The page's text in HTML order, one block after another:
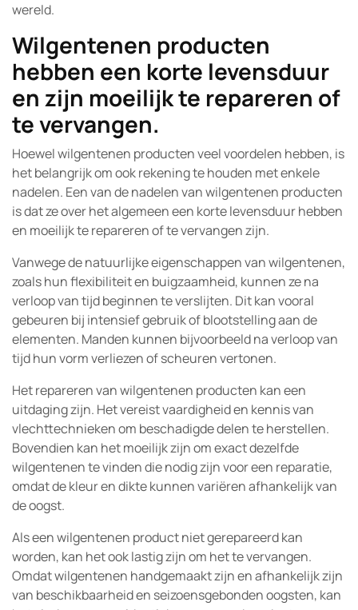
wereld.
Wilgentenen producten
hebben een korte levensduur
en zijn moeilijk te repareren of
te vervangen.
Hoewel wilgentenen producten veel voordelen hebben, is
het belangrijk om ook rekening te houden met enkele
nadelen. Een van de nadelen van wilgentenen producten
is dat ze over het algemeen een korte levensduur hebben
en moeilijk te repareren of te vervangen zijn.
Vanwege de natuurlijke eigenschappen van wilgentenen,
zoals hun flexibiliteit en buigzaamheid, kunnen ze na
verloop van tijd beginnen te verslijten. Dit kan vooral
gebeuren bij intensief gebruik of blootstelling aan de
elementen. Manden kunnen bijvoorbeeld na verloop van
tijd hun vorm verliezen of scheuren vertonen.
Het repareren van wilgentenen producten kan een
uitdaging zijn. Het vereist vaardigheid en kennis van
vlechttechnieken om beschadigde delen te herstellen.
Bovendien kan het moeilijk zijn om exact dezelfde
wilgentenen te vinden die nodig zijn voor een reparatie,
omdat de kleur en dikte kunnen variëren afhankelijk van
de oogst.
Als een wilgentenen product niet gerepareerd kan
worden, kan het ook lastig zijn om het te vervangen.
Omdat wilgentenen handgemaakt zijn en afhankelijk zijn
van beschikbaarheid en seizoensgebonden oogsten, kan